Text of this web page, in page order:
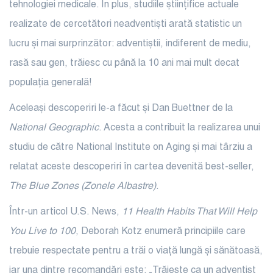
tehnologiei medicale. În plus, studiile științifice actuale
realizate de cercetători neadventiști arată statistic un
lucru și mai surprinzător: adventiștii, indiferent de mediu,
rasă sau gen, trăiesc cu până la 10 ani mai mult decat
populația generală!
Aceleași descoperiri le-a făcut și Dan Buettner de la
National Geographic. Acesta a contribuit la realizarea unui
studiu de către National Institute on Aging și mai târziu a
relatat aceste descoperiri în cartea devenită best-seller,
The Blue Zones (Zonele Albastre).
Într-un articol U.S. News, 11 Health Habits That Will Help
You Live to 100, Deborah Kotz enumeră principiile care
trebuie respectate pentru a trăi o viață lungă și sănătoasă,
iar una dintre recomandări este: „Trăiește ca un adventist